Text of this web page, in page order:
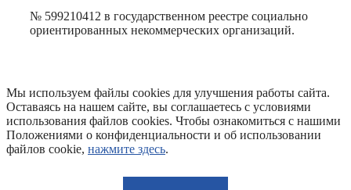
№ 599210412 в государственном реестре социально
ориентированных некоммерческих организаций.
Мы используем файлы cookies для улучшения работы сайта.
Оставаясь на нашем сайте, вы соглашаетесь с условиями
использования файлов cookies. Чтобы ознакомиться с нашими
Положениями о конфиденциальности и об использовании
файлов cookie, нажмите здесь.